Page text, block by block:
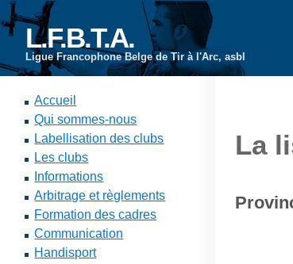
L.F.B.T.A.
Ligue Francophone Belge de Tir à l'Arc, asbl
Accueil
Qui sommes-nous
Labellisation des clubs
Les clubs
Informations
Arbitrage et règlements
Formation des cadres
Communication
Handisport
La